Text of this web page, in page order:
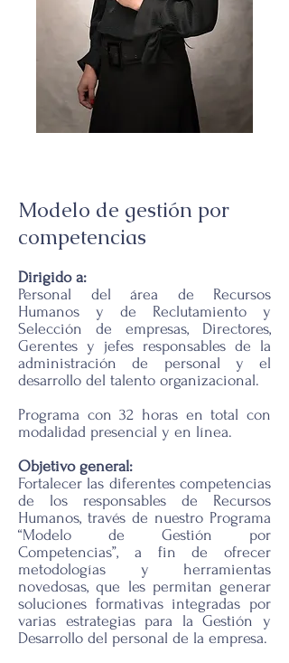
Modelo de gestión por
competencias
Dirigido a:
Personal del área de Recursos
Humanos y de Reclutamiento y
Selección de empresas, Directores,
Gerentes y jefes responsables de la
administración de personal y el
desarrollo del talento organizacional.
Programa con 32 horas en total con
modalidad presencial y en línea.
Objetivo general:
Fortalecer las diferentes competencias
de los responsables de Recursos
Humanos, través de nuestro Programa
“Modelo de Gestión por
Competencias”, a fin de ofrecer
metodologías y herramientas
novedosas, que les permitan generar
soluciones formativas integradas por
varias estrategias para la Gestión y
Desarrollo del personal de la empresa.